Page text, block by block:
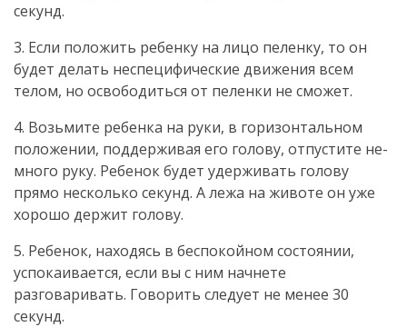
секунд.
3. Если положить ребенку на лицо пеленку, то он
будет делать неспецифические движения всем
телом, но освободиться от пеленки не сможет.
4. Возьмите ребенка на руки, в горизонтальном
положении, поддерживая его голову, отпустите не-
много руку. Ребенок будет удерживать голову
прямо несколько секунд. А лежа на животе он уже
хорошо держит голову.
5. Ребенок, находясь в беспокойном состоянии,
успокаивается, если вы с ним начнете
разговаривать. Говорить следует не менее 30
секунд.